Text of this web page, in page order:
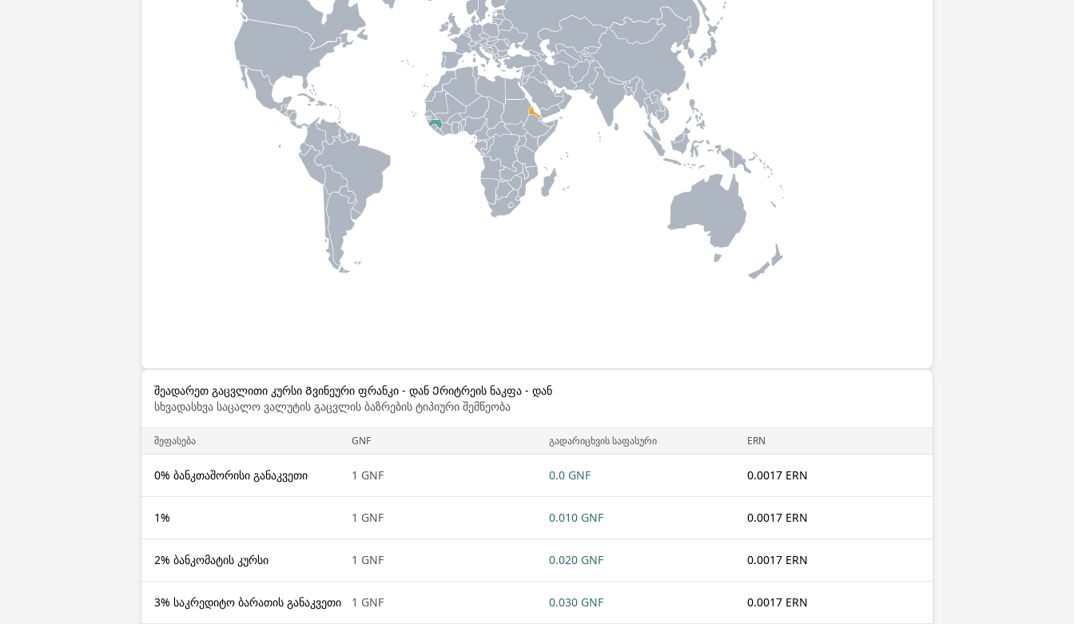
შეადარეთ გაცვლითი კურსი Გვინეური ფრანკი - დან Ერიტრეის ნაკფა - დან
სხვადასხვა საცალო ვალუტის გაცვლის ბაზრების ტიპიური შემწეობა
შეფასება GNF გადარიცხვის საფასური ERN
0% ბანკთაშორისი განაკვეთი 1 GNF 0.0 GNF 0.0017 ERN
1% 1 GNF 0.010 GNF 0.0017 ERN
2% ბანკომატის კურსი 1 GNF 0.020 GNF 0.0017 ERN
3% საკრედიტო ბარათის განაკვეთი 1 GNF 0.030 GNF 0.0017 ERN